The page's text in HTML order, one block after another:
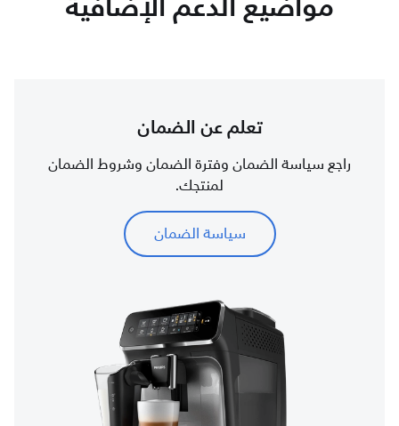
تعلم عن الضمان
راجع سياسة الضمان وفترة الضمان وشروط الضمان
لمنتجك.
سياسة الضمان